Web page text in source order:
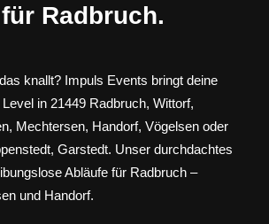
Radbruch.
knallt? Impuls Events bringt deine
in 21449 Radbruch, Wittorf,
Mechtersen, Handorf, Vögelsen oder
Garstedt. Unser durchdachtes
Abläufe für Radbruch –
und Handorf.